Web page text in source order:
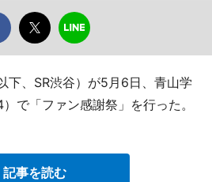
下、SR渋谷）が5月6日、青山学
で「ファン感謝祭」を行った。
記事を読む